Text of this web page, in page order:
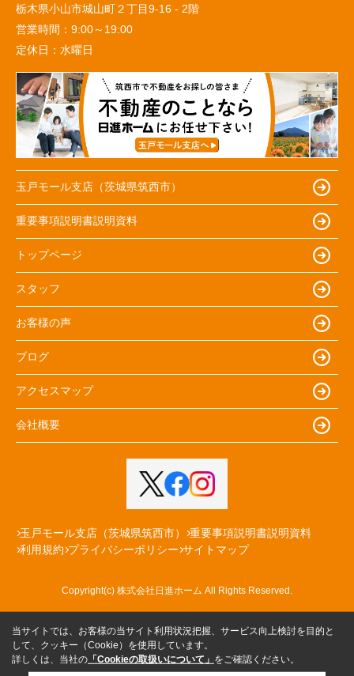
栃木県小山市城山町２丁目9-16 - 2階
営業時間： 9:00～19:00
定休日： 水曜日
玉戸モール支店（茨城県筑西市）
重要事項説明書説明資料
トップページ
スタッフ
お客様の声
ブログ
アクセスマップ
会社概要
玉戸モール支店（茨城県筑西市）
重要事項説明書説明資料
利用規約 プライバシーポリシー サイトマップ
Copyright(c) 株式会社日進ホーム All Rights Reserved.
当サイトでは、お客様の当サイト利用状況把握、サービス向上検討を目的と
して、クッキー（Cookie）を使用しています。
詳しくは、当社の 「Cookieの取扱いについて」 をご確認ください。